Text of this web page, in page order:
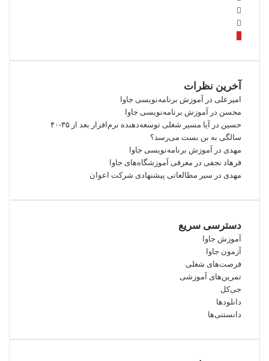
آخرین نظرات
امیرعلی در
آموزش برنامه‌نویسی جاوا
محسن در
آموزش برنامه‌نویسی جاوا
حسین در
آیا مسیر شغلی توسعه‌دهنده نرم‌افزار بعد از ۳۵-۴۰
سالگی به بن بست می‌رسد؟
مهدی در
آموزش برنامه‌نویسی جاوا
فرهاد نجفی در معرفی آموزشگاه‌های جاوا
مهدی در سیر مطالعاتی پیشنهادی شرکت اعوان
دسترسی سریع
آموزش جاوا
آزمون جاوا
فرصت‌های شغلی
تمرین‌های آموزشی
جی‌کل
دانلودها
دانستنی‌ها